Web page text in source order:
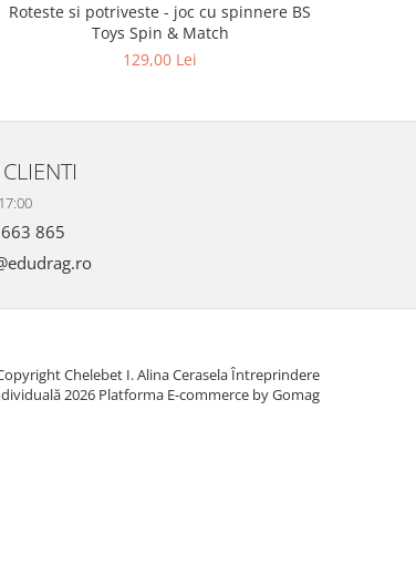
Roteste si potriveste - joc cu spinnere BS
Toys Spin & Match
129,00 Lei
865
Chelebet I. Alina Cerasela Întreprindere
2026 Platforma E-commerce by Gomag